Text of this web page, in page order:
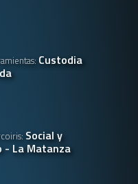
Custodia
Social y
- La Matanza